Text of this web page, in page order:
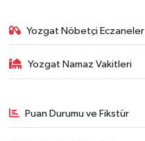
Yozgat Nöbetçi Eczaneler
Yozgat Namaz Vakitleri
Puan Durumu ve Fikstür